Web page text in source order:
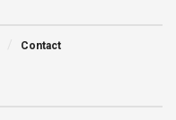
Contact